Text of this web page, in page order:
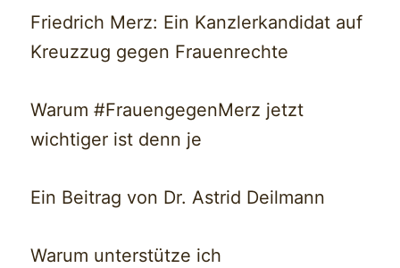
Friedrich Merz: Ein Kanzlerkandidat auf
Kreuzzug gegen Frauenrechte
Warum #FrauengegenMerz jetzt
wichtiger ist denn je
Ein Beitrag von Dr. Astrid Deilmann
Warum unterstütze ich